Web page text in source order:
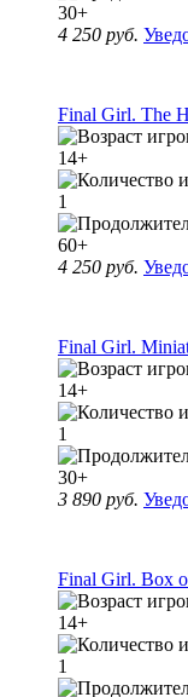
30+
4 250 руб.
Final Girl. The
14+
1
60+
4 250 руб.
Final Girl.
14+
1
30+
3 890 руб.
Final Girl. Box
14+
1